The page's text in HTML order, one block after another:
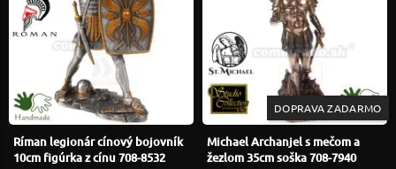
Ríman legionár cínový bojovník
10cm figúrka z cínu 708-8532
DOPRAVA ZADARMO
Michael Archanjel s mečom a
žezlom 35cm soška 708-7940